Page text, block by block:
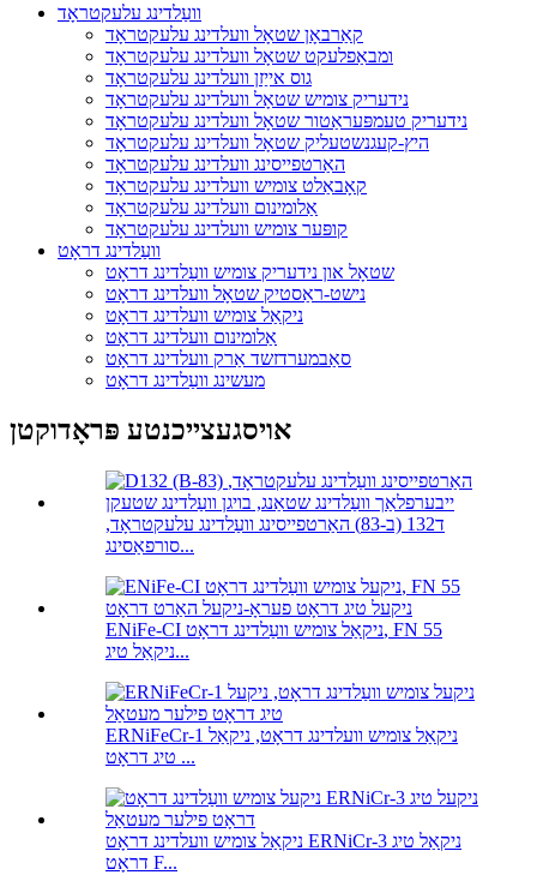
וועַלדינג עלעקטראָד
קאַרבאָן שטאָל וועלדינג עלעקטראָד
ומבאַפלעקט שטאָל וועלדינג עלעקטראָד
גוס אייַזן וועלדינג עלעקטראָד
נידעריק צומיש שטאָל וועלדינג עלעקטראָד
נידעריק טעמפּעראַטור שטאָל וועלדינג עלעקטראָד
היץ-קעגנשטעליק שטאָל וועלדינג עלעקטראָד
האַרטפייסינג וועלדינג עלעקטראָד
קאָבאַלט צומיש וועלדינג עלעקטראָד
אַלומינום וועלדינג עלעקטראָד
קופּער צומיש וועלדינג עלעקטראָד
וועַלדינג דראָט
שטאָל און נידעריק צומיש וועַלדינג דראָט
נישט-ראַסטיק שטאָל וועלדינג דראָט
ניקאַל צומיש וועלדינג דראָט
אַלומינום וועלדינג דראָט
סאַבמערדזשד אַרק וועלדינג דראָט
מעשינג וועַלדינג דראָט
אויסגעצייכנטע פּראָדוקטן
ד132 (ב-83) האַרטפייסינג וועַלדינג עלעקטראָד,
סורפאַסינג...
ENiFe-CI ניקאַל צומיש וועַלדינג דראָט, FN 55
ניקאַל טיג...
ERNiFeCr-1 ניקאַל צומיש וועלדינג דראָט, ניקאַל
טיג דראָט ...
ניקאַל צומיש וועלדינג דראָט ERNiCr-3 ניקאַל טיג
דראָט F...